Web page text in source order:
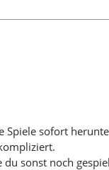
Spiele sofort
du sonst noch